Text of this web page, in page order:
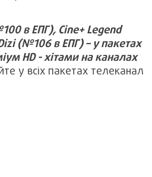
в ЕПГ), Cine+ Legend
(№106 в ЕПГ) – у пакетах
HD - хітами на каналах
у всіх пакетах телеканал